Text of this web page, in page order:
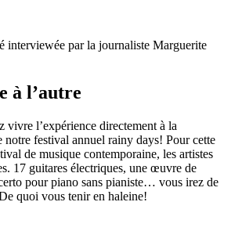
interviewée par la journaliste Marguerite
à l’autre
vivre l’expérience directement à la
notre festival annuel rainy days! Pour cette
de musique contemporaine, les artistes
17 guitares électriques, une œuvre de
pour piano sans pianiste… vous irez de
quoi vous tenir en haleine!